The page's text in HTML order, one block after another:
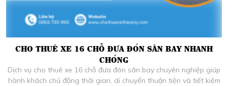
CHO THUÊ XE 16 CHỖ ĐƯA ĐÓN SÂN BAY NHANH
CHÓNG
Dịch vụ cho thuê xe 16 chỗ đưa đón sân bay chuyên nghiệp giúp
hành khách chủ động thời gian, di chuyển thuận tiện và tiết kiệm